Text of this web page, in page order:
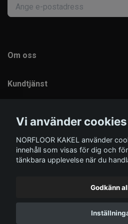
Om oss
Kundtjänst
Sociala medier
© 2026 Norfloor
Vi använder cookies
NORFLOOR KAKEL använder
innehåll som visas för dig och
tänkbara upplevelse när du
Godkänn